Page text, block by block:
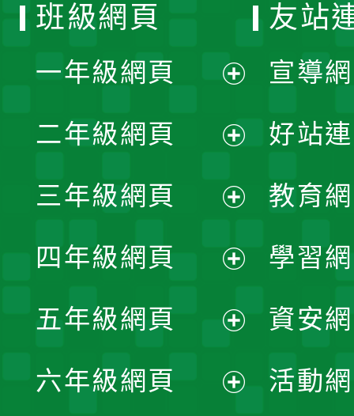
班級網頁
一年級網頁
開
選
單
二年級網頁
開
選
單
三年級網頁
開
選
單
四年級網頁
開
選
五年級網頁
開
六年級網頁
友站
宣導
好站
教育
學習
資安
活動